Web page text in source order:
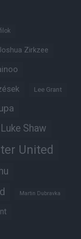
Zirkzee
Lee Grant
Luke Shaw
United
Martin Dubravka